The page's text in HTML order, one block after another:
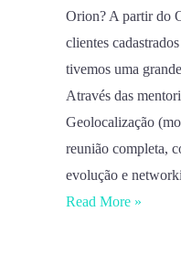
Orion? A partir do
clientes
tivemos uma
Através das
Geolocalização
reunião completa,
evolução e
Read More »